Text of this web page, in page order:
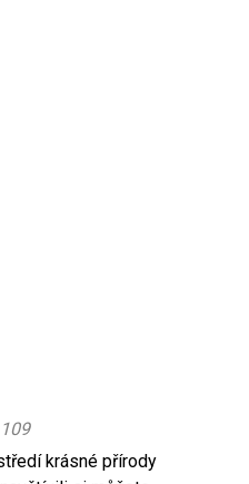
krásné přírody